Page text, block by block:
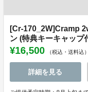
[Cr-170_2W]Cramp
ン (特典キーキャップ
¥16,500 （税込・送料込）
詳細を見る